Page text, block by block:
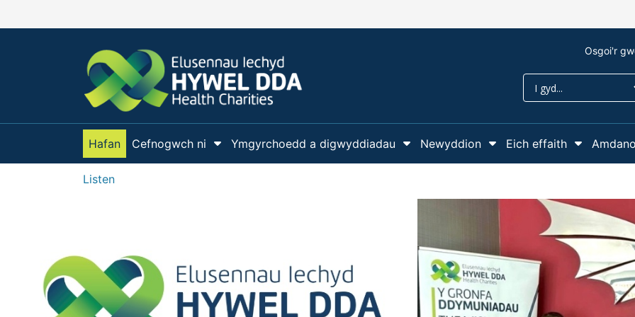
Osgoi'r
Croeso i
Hafan Cefnogwch ni
Dangos isddewislen ar gyfer Cefnogwch ni
Ymgyrchoedd a digwyddiadau
Dangos isddewislen ar gyfer
Newyddion Eich effaith
Listen